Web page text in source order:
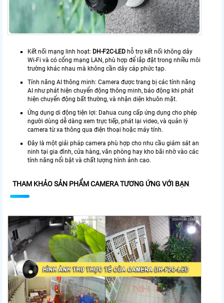
Kết nối mạng linh hoạt: DH-F2C-LED hỗ trợ kết nối không dây
Wi-Fi và có cổng mạng LAN, phù hợp để lắp đặt trong nhiều môi
trường khác nhau mà không cần dây cáp phức tạp.
Tính năng AI thông minh: Camera được trang bị các tính năng
AI như phát hiện chuyển động thông minh, báo động khi phát
hiện chuyển động bất thường, và nhận diện khuôn mặt.
Ứng dụng di động tiện lợi: Dahua cung cấp ứng dụng cho phép
người dùng dễ dàng xem trực tiếp, phát lại video, và quản lý
camera từ xa thông qua điện thoại hoặc máy tính.
Đây là một giải pháp camera phù hợp cho nhu cầu giám sát an
ninh tại gia đình, cửa hàng, văn phòng hay kho bãi nhờ vào các
tính năng nổi bật và chất lượng hình ảnh cao.
THAM KHẢO SẢN PHẨM CAMERA TƯƠNG ỨNG VỚI BẠN